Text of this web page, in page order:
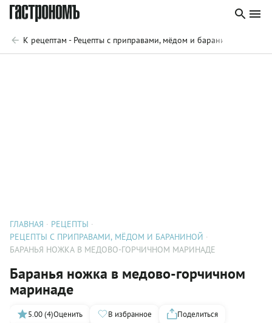
К рецептам - Рецепты с приправами, мёдом и бараниной
ГЛАВНАЯ
РЕЦЕПТЫ
РЕЦЕПТЫ С ПРИПРАВАМИ, МЁДОМ И БАРАНИНОЙ
БАРАНЬЯ НОЖКА В МЕДОВО-ГОРЧИЧНОМ МАРИНАДЕ
Баранья ножка в медово-горчичном
маринаде
5.00 (4)Оценить В избранное
Поделиться